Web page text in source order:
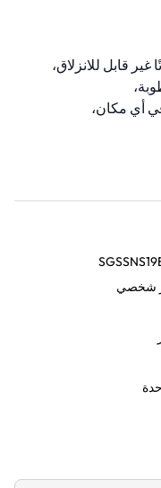
قابل للانزلاق،
أي مكان،
الأمد.
هذه. مصنوعة من القماش
وتوفر قبضة قوية. بالإضافة
المكثفة. تُفرش بسرعة
للمسابقات والألعاب أثناء
شخصي